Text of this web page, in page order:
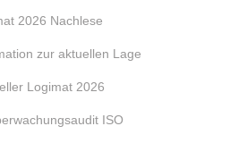
2026 Nachlese
zur aktuellen Lage
Logimat 2026
ISO